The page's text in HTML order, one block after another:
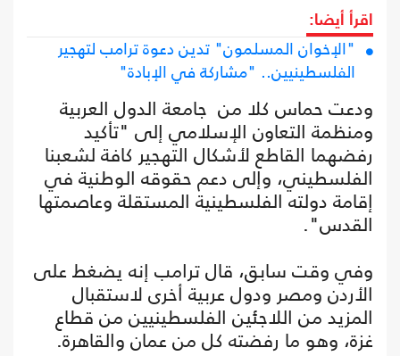
اقرأ أيضا:
"الإخوان المسلمون" تدين دعوة ترامب لتهجير
الفلسطينيين.. "مشاركة في الإبادة"
ودعت حماس كلا من جامعة الدول العربية
ومنظمة التعاون الإسلامي إلى "تأكيد
رفضهما القاطع لأشكال التهجير كافة لشعبنا
الفلسطيني، وإلى دعم حقوقه الوطنية في
إقامة دولته الفلسطينية المستقلة وعاصمتها
القدس".
وفي وقت سابق، قال ترامب إنه يضغط على
الأردن ومصر ودول عربية أخرى لاستقبال
المزيد من اللاجئين الفلسطينيين من قطاع
غزة، وهو ما رفضته كل من عمان والقاهرة.